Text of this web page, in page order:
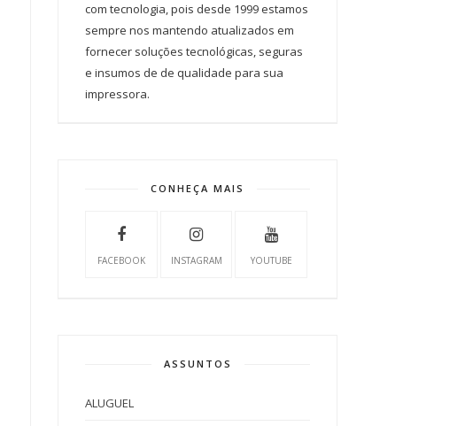
com tecnologia, pois desde 1999 estamos
sempre nos mantendo atualizados em
fornecer soluções tecnológicas, seguras
e insumos de de qualidade para sua
impressora.
CONHEÇA MAIS
FACEBOOK INSTAGRAM YOUTUBE
ASSUNTOS
ALUGUEL